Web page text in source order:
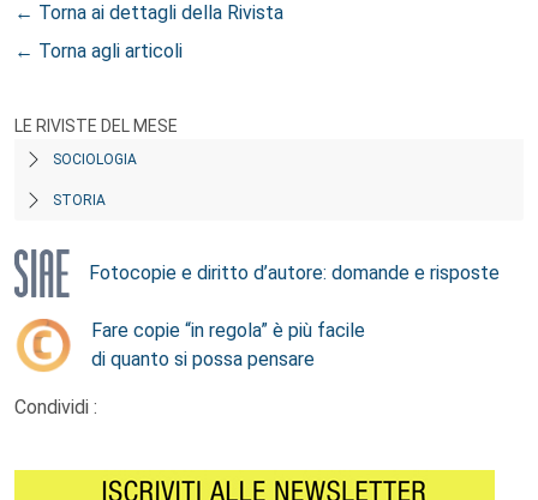
← Torna ai dettagli della Rivista
← Torna agli articoli
LE RIVISTE DEL MESE
SOCIOLOGIA
STORIA
Fotocopie e diritto d’autore: domande e risposte
Fare copie “in regola” è più facile
di quanto si possa pensare
Condividi :